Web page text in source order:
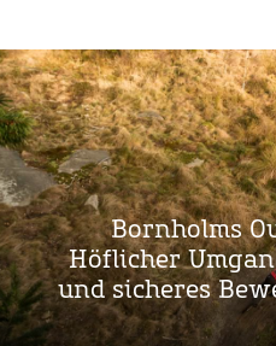
Bornholms
Höflicher
und sicheres